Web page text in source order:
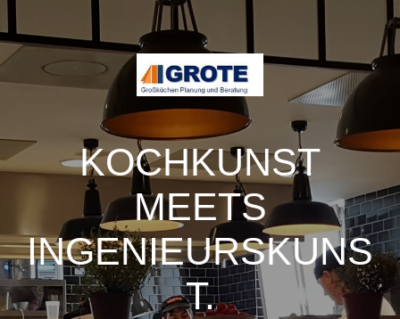
KOCHKUNST
MEETS
INGENIEURSKUNS
T.